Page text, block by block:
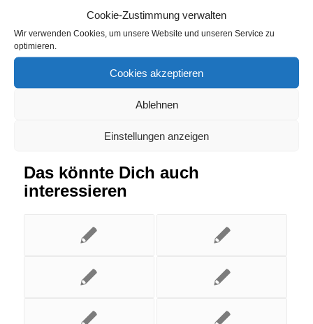
Cookie-Zustimmung verwalten
Wir verwenden Cookies, um unsere Website und unseren Service zu
optimieren.
Cookies akzeptieren
Ablehnen
Einstellungen anzeigen
Eintrag teilen
Das könnte Dich auch
interessieren